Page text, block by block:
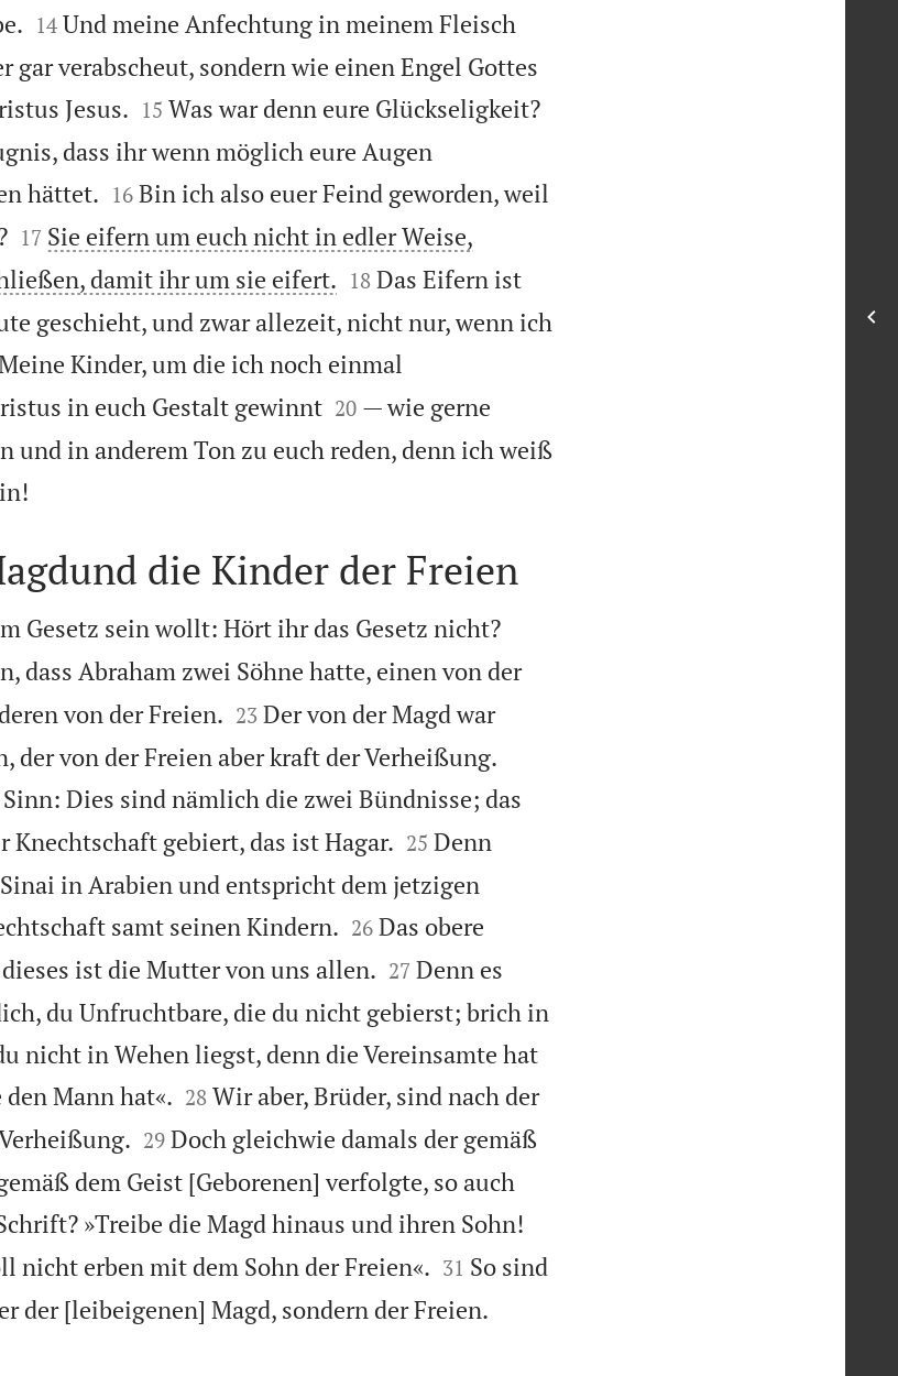

14 Und meine Anfechtung in meinem Fleisch
verabscheut, sondern wie einen Engel Gottes
Jesus.
15 Was war denn eure Glückseligkeit?
dass ihr wenn möglich eure Augen
hättet.
16 Bin ich also euer Feind geworden, weil

17 Sie eifern um euch nicht in edler Weise,
damit ihr um sie eifert.
18 Das Eifern ist
geschieht, und zwar allezeit, nicht nur, wenn ich
Kinder, um die ich noch einmal
in euch Gestalt gewinnt
20 — wie gerne
und in anderem Ton zu euch reden, denn ich weiß

die Kinder der Freien
Gesetz sein wollt: Hört ihr das Gesetz nicht?
dass Abraham zwei Söhne hatte, einen von der
von der Freien.
23 Der von der Magd war
der von der Freien aber kraft der Verheißung.
Dies sind nämlich die zwei Bündnisse; das
Knechtschaft gebiert, das ist Hagar.
25 Denn
in Arabien und entspricht dem jetzigen
samt seinen Kindern.
26 Das obere
ist die Mutter von uns allen.
27 Denn es
du Unfruchtbare, die du nicht gebierst; brich in
nicht in Wehen liegst, denn die Vereinsamte hat
Mann hat«.
28 Wir aber, Brüder, sind nach der

29 Doch gleichwie damals der gemäß
dem Geist [Geborenen] verfolgte, so auch
»Treibe die Magd hinaus und ihren Sohn!
nicht erben mit dem Sohn der Freien«.
31 So sind
der [leibeigenen] Magd, sondern der Freien.